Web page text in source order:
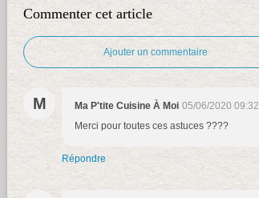
Commenter cet article
Ajouter un commentaire
M Ma P'tite Cuisine À Moi 05/06/2020 09:32
Merci pour toutes ces astuces ????
Répondre